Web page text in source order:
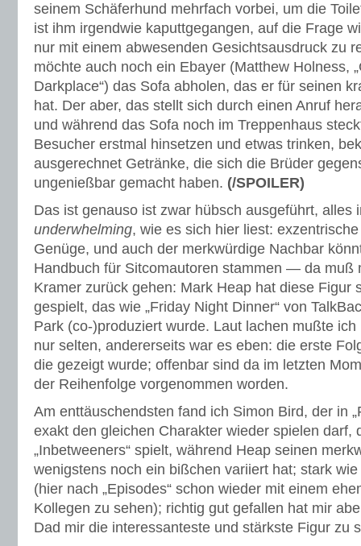
seinem Schäferhund mehrfach vorbei, um die
ist ihm irgendwie kaputtgegangen, auf die Frage
nur mit einem abwesenden Gesichtsausdruck zu
möchte auch noch ein Ebayer (Matthew Holness,
Darkplace“) das Sofa abholen, das er für seinen
hat. Der aber, das stellt sich durch einen Anruf
und während das Sofa noch im Treppenhaus
Besucher erstmal hinsetzen und etwas trinken,
ausgerechnet Getränke, die sich die Brüder
ungenießbar gemacht haben. (/SPOILER)
Das ist genauso ist zwar hübsch ausgeführt, alles
underwhelming, wie es sich hier liest:
Genüge, und auch der merkwürdige Nachbar
Handbuch für Sitcomautoren stammen — da muß
Kramer zurück gehen: Mark Heap hat diese Figur
gespielt, das wie „Friday Night Dinner“ von
Park (co-)produziert wurde. Laut lachen mußte
nur selten, andererseits war es eben: die erste
die gezeigt wurde; offenbar sind da im letzten
der Reihenfolge vorgenommen worden.
Am enttäuschendsten fand ich Simon Bird, der in
exakt den gleichen Charakter wieder spielen darf,
„Inbetweeners“ spielt, während Heap seinen
wenigstens noch ein bißchen variiert hat; stark
(hier nach „Episodes“ schon wieder mit einem
Kollegen zu sehen); richtig gut gefallen hat mir
Dad mir die interessanteste und stärkste Figur zu